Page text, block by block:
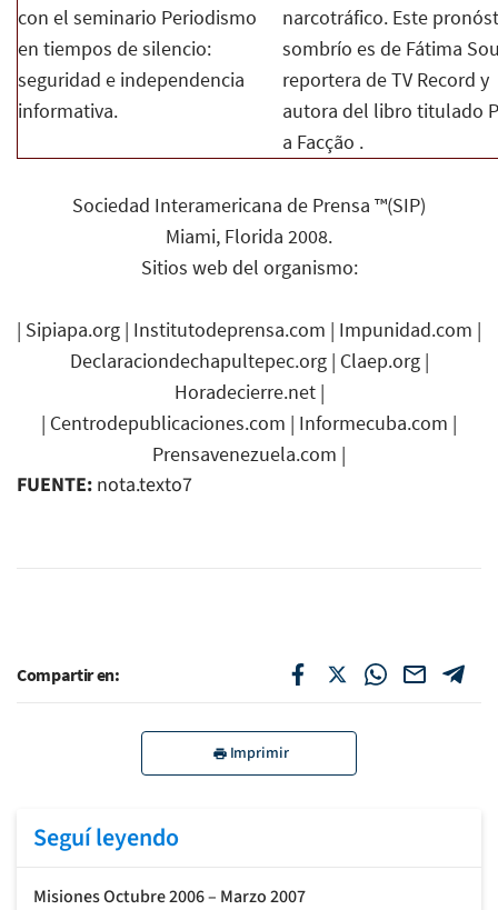
con el seminario Periodismo
en tiempos de silencio:
seguridad e independencia
informativa.
narcotráfico. Este
sombrío es de Fátima
reportera de TV Record y
autora del libro titulado
a Facção .
Sociedad Interamericana de Prensa ™(SIP)
Miami, Florida 2008.
Sitios web del organismo:
| Sipiapa.org | Institutodeprensa.com | Impunidad.com |
Declaraciondechapultepec.org| Claep.org|
Horadecierre.net|
| Centrodepublicaciones.com | Informecuba.com |
Prensavenezuela.com |
FUENTE: nota.texto7
Compartir en:
Imprimir
Seguí leyendo
Misiones Octubre 2006 – Marzo 2007